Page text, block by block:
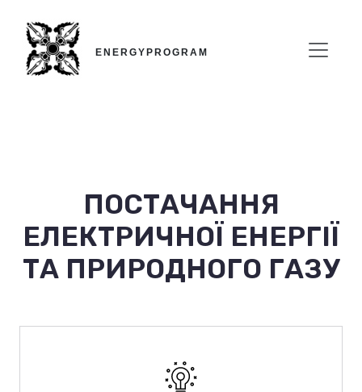
ENERGYPROGRAM
ПОСТАЧАННЯ
ЕЛЕКТРИЧНОЇ ЕНЕРГІЇ
ТА ПРИРОДНОГО ГАЗУ